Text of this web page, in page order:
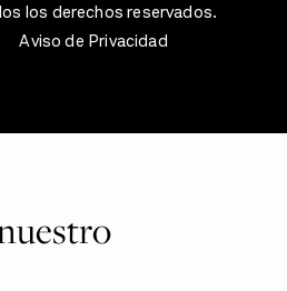
los derechos reservados.
Aviso de Privacidad